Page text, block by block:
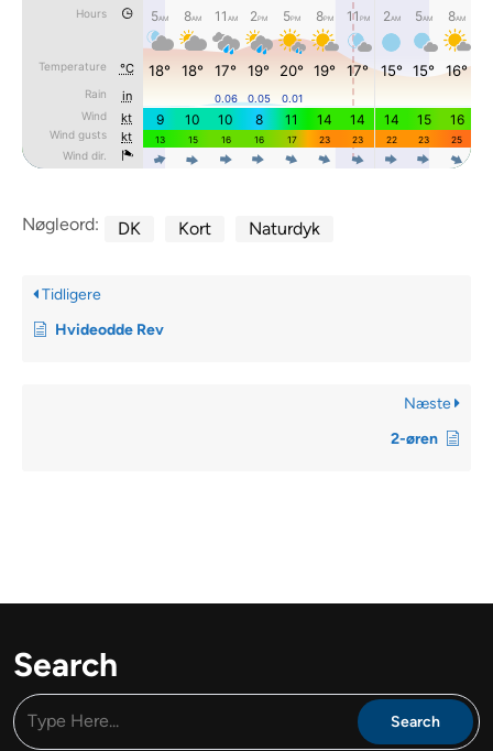
Nøgleord: DK Kort Naturdyk
Tidligere
Hvideodde Rev
Næste
2-øren
Search